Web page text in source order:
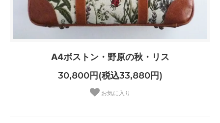
A4ボストン・野原の秋・リス
30,800円(税込33,880円)
お気に入り